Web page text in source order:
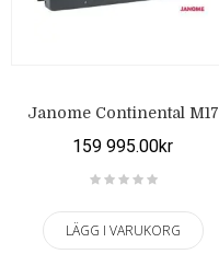
Janome Continental M17
159 995.00kr
LÄGG I VARUKORG